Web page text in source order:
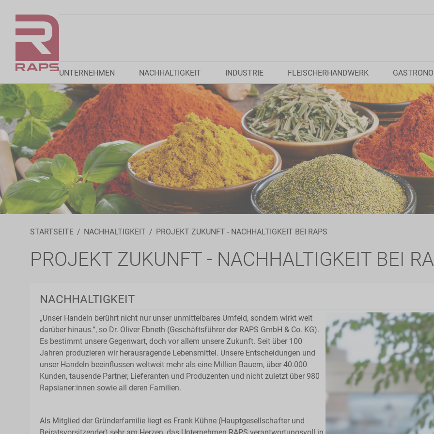
UNTERNEHMEN NACHHALTIGKEIT INDUSTRIE FLEISCHERHANDWERK
STARTSEITE NACHHALTIGKEIT PROJEKT ZUKUNFT - NACHHALTIGKEIT BEI RAPS
PROJEKT ZUKUNFT - NACHHALTIGKEIT BEI
NACHHALTIGKEIT
„Unser Handeln berührt nicht nur unser unmittelbares Umfeld, sondern wirkt weit
darüber hinaus.“, so Dr. Oliver Ebneth (Geschäftsführer der RAPS GmbH & Co. KG).
Es bestimmt unsere Gegenwart, doch vor allem unsere Zukunft. Seit über 100
Jahren produzieren wir herausragende Lebensmittel. Unsere Entscheidungen und
unser Handeln beeinflussen weltweit mehr als eine Million Bauern, über 40.000
Kunden, tausende Partner, Lieferanten und Produzenten und nicht zuletzt über 980
Rapsianer:innen sowie all deren Familien.
Als Mitglied der Gründerfamilie liegt es Frank Kühne (Hauptgesellschafter und